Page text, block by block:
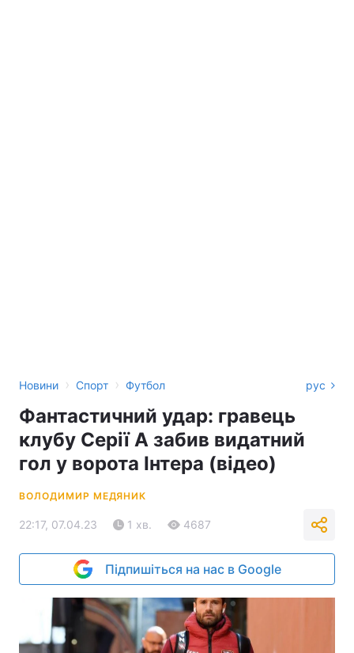
Новини › Спорт › Футбол рус
Фантастичний удар: гравець
клубу Серії А забив видатний
гол у ворота Інтера (відео)
ВОЛОДИМИР МЕДЯНИК
22:17, 07.04.23 1 хв. 4687
Підпишіться на нас в Google